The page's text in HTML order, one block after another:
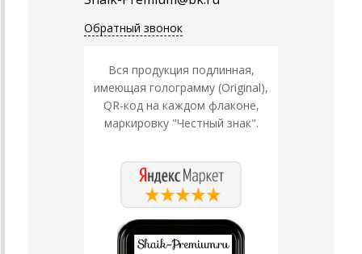
Обратный звонок
Вся продукция подлинная,
имеющая голограмму (Original),
QR-код на каждом флаконе,
маркировку "Честный знак".